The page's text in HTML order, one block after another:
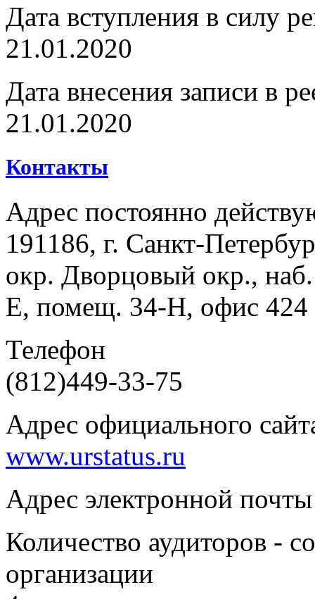
Дата вступления в силу
21.01.2020
Дата внесения записи в
21.01.2020
Контакты
Адрес постоянно
191186, г. Санкт-
окр. Дворцовый окр.,
Е, помещ. 34-Н, офис 424
Телефон
(812)449-33-75
Адрес официального
www.urstatus.ru
Адрес электронной
Количество аудиторов -
организации